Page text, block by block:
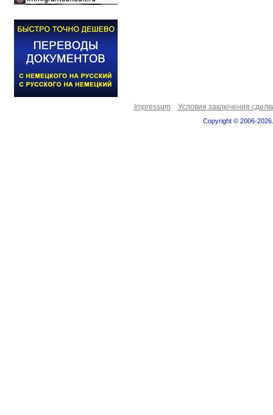
Impressum Условия заключения
Copyright © 2006-